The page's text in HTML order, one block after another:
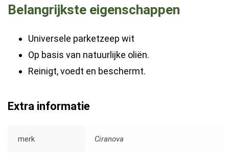
Belangrijkste eigenschappen
Universele parketzeep wit
Op basis van natuurlijke oliën.
Reinigt, voedt en beschermt.
Extra informatie
merk Ciranova